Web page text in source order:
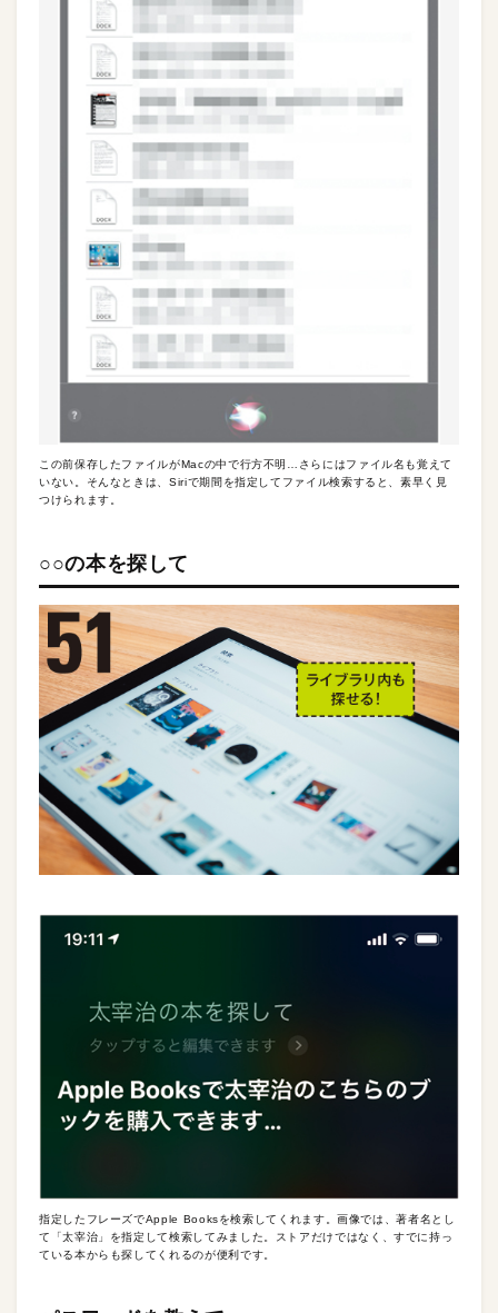
この前保存したファイルがMacの中で行方不明…さらにはファイル名も覚えて
いない。そんなときは、Siriで期間を指定してファイル検索すると、素早く見
つけられます。
○○の本を探して
指定したフレーズでApple Booksを検索してくれます。画像では、著者名とし
て「太宰治」を指定して検索してみました。ストアだけではなく、すでに持っ
ている本からも探してくれるのが便利です。